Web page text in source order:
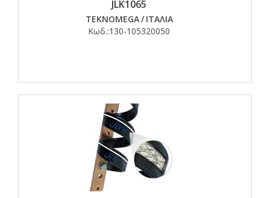
JLK1065
TEKNOMEGA/ ΙΤΑΛΙΑ
Κωδ.:130-105320050